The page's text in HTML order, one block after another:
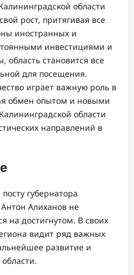
области
рост, притягивая все
иностранных и
инвестициями и
область становится все
для посещения.
играет важную роль в
обмен опытом и новыми
области
направлений в
губернатора
Алиханов не
на достигнутом. В своих
видит ряд важных
развитие и